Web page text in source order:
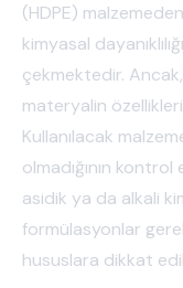
(HDPE)
kimyasal
çekmektedir.
materyalin
Kullanılacak
olmadığının
asidik ya da alkali
formülasyonlar
hususlara dikkat